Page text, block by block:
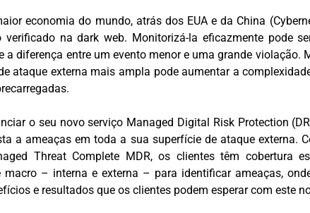
economia do mundo, atrás dos EUA e da China
na dark web. Monitorizá-la eficazmente pode
diferença entre um evento menor e uma grande violação.
ataque externa mais ampla pode aumentar a
o seu novo serviço Managed Digital Risk Protection
a ameaças em toda a sua superfície de ataque externa.
Threat Complete MDR, os clientes têm cobertura
– interna e externa – para identificar ameaças,
e resultados que os clientes podem esperar com este